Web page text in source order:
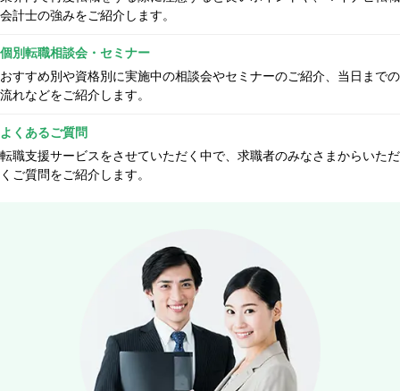
会計士の強みをご紹介します。
個別転職相談会・セミナー
おすすめ別や資格別に実施中の相談会やセミナーのご紹介、当日までの
流れなどをご紹介します。
よくあるご質問
転職支援サービスをさせていただく中で、求職者のみなさまからいただ
くご質問をご紹介します。